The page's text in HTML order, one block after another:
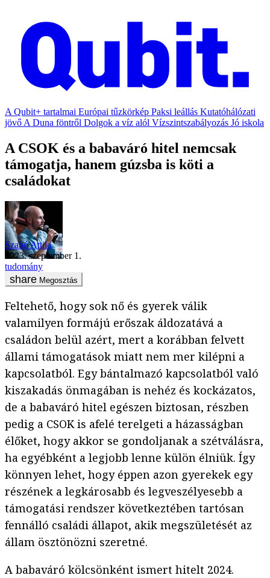
A Qubit+ tartalmai Európai tűzkörkép Paksi leállás Kutatóhálózati
jövő A Duna föntről Dolgok a víz alól Vízszintszabályozás Jó iskola
A CSOK és a babaváró hitel nemcsak
támogatja, hanem gúzsba is köti a
családokat
Szabó Attila
2023. szeptember 1.
tudomány
Megosztás
Feltehető, hogy sok nő és gyerek válik
valamilyen formájú erőszak áldozatává a
családon belül azért, mert a korábban felvett
állami támogatások miatt nem mer kilépni a
kapcsolatból. Egy bántalmazó kapcsolatból való
kiszakadás önmagában is nehéz és kockázatos,
de a babaváró hitel egészen biztosan, részben
pedig a CSOK is afelé terelgeti a házasságban
élőket, hogy akkor se gondoljanak a szétválásra,
ha egyébként a legjobb lenne külön élniük. Így
könnyen lehet, hogy éppen azon gyerekek egy
részének a legkárosabb és legveszélyesebb a
támogatási rendszer következtében tartósan
fennálló családi állapot, akik megszületését az
állam ösztönözni szeretné.
A babaváró kölcsönként ismert hitelt 2024.